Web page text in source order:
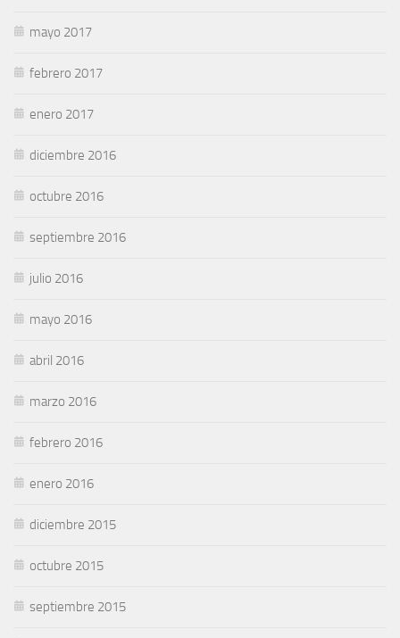
mayo 2017
febrero 2017
enero 2017
diciembre 2016
octubre 2016
septiembre 2016
julio 2016
mayo 2016
abril 2016
marzo 2016
febrero 2016
enero 2016
diciembre 2015
octubre 2015
septiembre 2015